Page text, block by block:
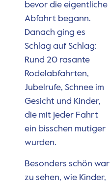
bevor die eigentliche
Abfahrt begann.
Danach ging es
Schlag auf Schlag:
Rund 20 rasante
Rodelabfahrten,
Jubelrufe, Schnee im
Gesicht und Kinder,
die mit jeder Fahrt
ein bisschen mutiger
wurden.
Besonders schön war
zu sehen, wie Kinder,